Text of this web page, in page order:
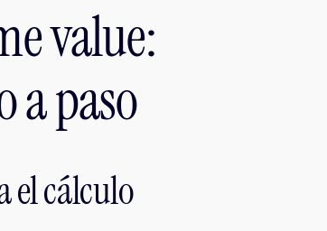
value:
a paso
el cálculo